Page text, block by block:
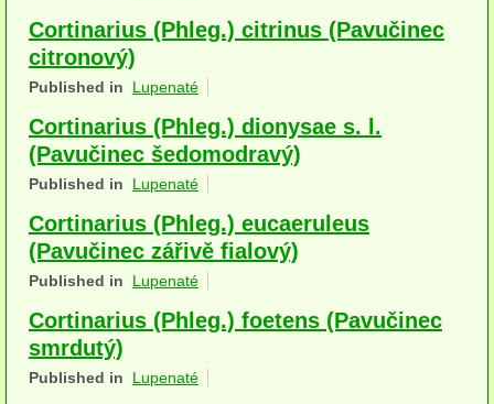
Houby (Fotogalerie)
podle typu plodnic
na dřevě
terestrické saprotrofní
šišky, plody, květy
koprofilní
Cortinarius (Phleg.) citrinus (Pavučinec
citronový)
Published in Lupenaté
Cortinarius (Phleg.) dionysae s. l.
(Pavučinec šedomodravý)
Published in Lupenaté
Cortinarius (Phleg.) eucaeruleus
(Pavučinec zářivě fialový)
Published in Lupenaté
Cortinarius (Phleg.) foetens (Pavučinec
smrdutý)
Published in Lupenaté